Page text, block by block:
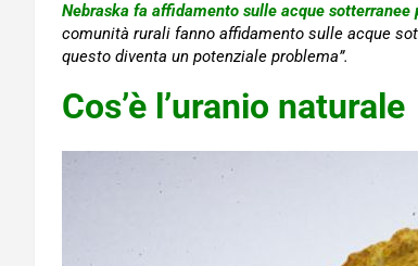
Nebraska fa affidamento sulle acque sotterranee
comunità rurali fanno affidamento sulle acque
questo diventa un potenziale problema”.
Cos’è l’uranio naturale